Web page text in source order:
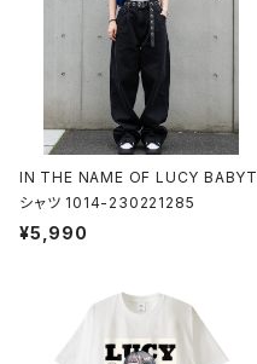
IN THE NAME OF LUCY BABYT
シャツ 1014-230221285
¥5,990